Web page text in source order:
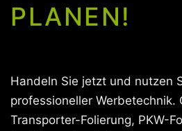
PLANEN!
Handeln Sie jetzt und nutzen
professioneller Werbetechnik.
Transporter-Folierung, PKW-